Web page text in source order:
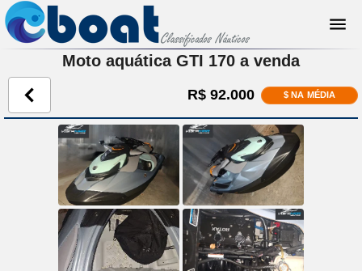
Moto aquática GTI 170 a venda
R$ 92.000 $ NA MÉDIA